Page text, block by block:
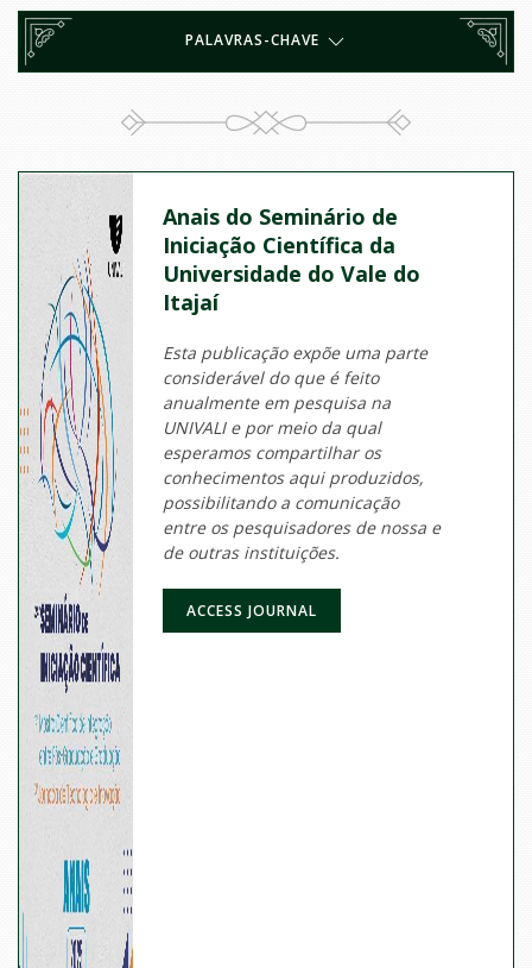
PALAVRAS-CHAVE
Anais do Seminário de
Iniciação Científica da
Universidade do Vale do
Itajaí
Esta publicação expõe uma parte
considerável do que é feito
anualmente em pesquisa na
UNIVALI e por meio da qual
esperamos compartilhar os
conhecimentos aqui produzidos,
possibilitando a comunicação
entre os pesquisadores de nossa e
de outras instituições.
ACCESS JOURNAL